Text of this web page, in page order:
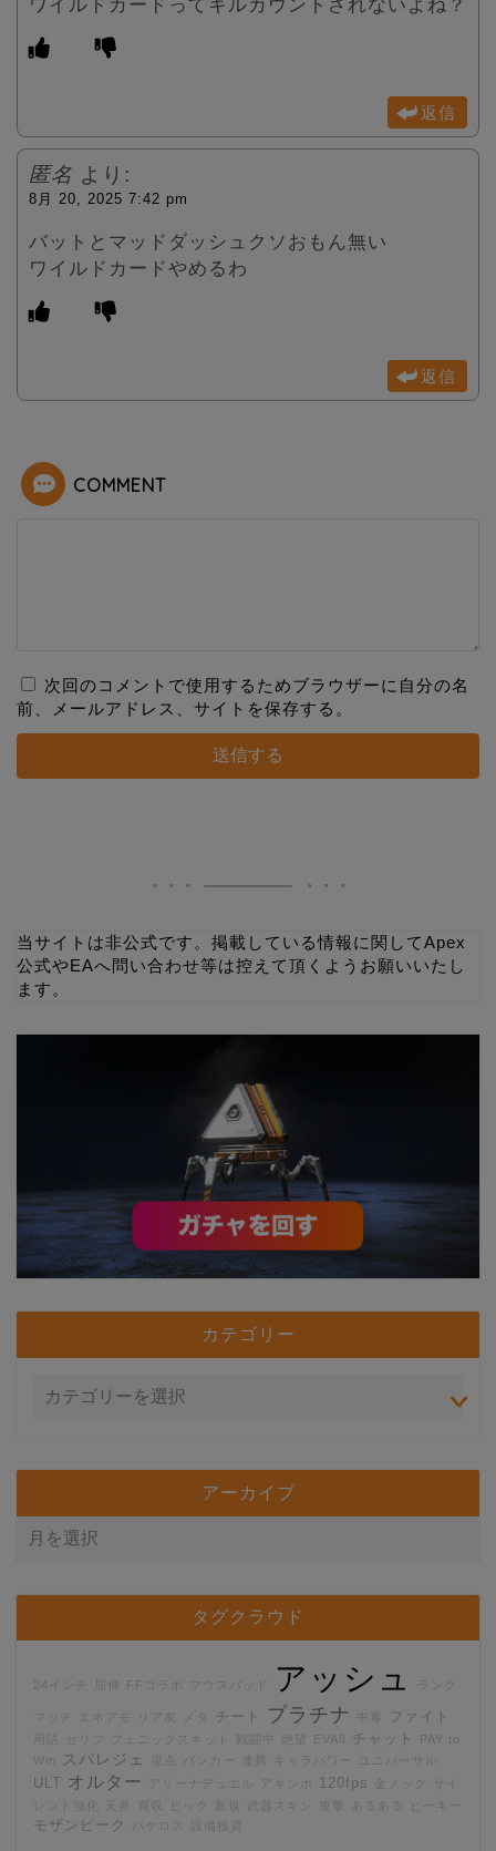
返信
匿名 より:
8月 20, 2025 7:42 pm
バットとマッドダッシュクソおもん無い
ワイルドカードやめるわ
返信
COMMENT
次回のコメントで使用するためブラウザーに自分の名
前、メールアドレス、サイトを保存する。
当サイトは非公式です。掲載している情報に関してApex
公式やEAへ問い合わせ等は控えて頂くようお願いいたし
ます。
カテゴリー
アーカイブ
タグクラウド
24インチ 屈伸 FFコラボ マウスパッド アッシュ ランク
マッチ エネアモ リア友 メタ チート プラチナ ファイト
フェニックスキット EVA8 チャット
PAY to
Win
スパレジェ キャラパワー
ULT オルター アリーナデュエル アキンボ 120fps
レント強化
天井 買収 ピック 武器スキン 攻撃 ピーキー
モザンピーク 設備投資